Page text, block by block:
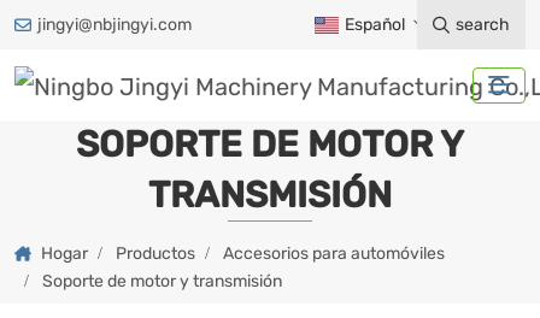
jingyi@nbjingyi.com Español search
SOPORTE DE MOTOR Y
TRANSMISIÓN
Hogar Productos
Accesorios para automóviles
Soporte de motor y transmisión